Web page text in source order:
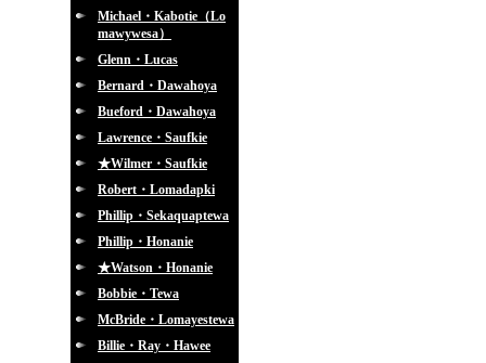
Michael・Kabotie（Lo
mawywesa）
Glenn・Lucas
Bernard・Dawahoya
Bueford・Dawahoya
Lawrence・Saufkie
★Wilmer・Saufkie
Robert・Lomadapki
Phillip・Sekaquaptewa
Phillip・Honanie
★Watson・Honanie
Bobbie・Tewa
McBride・Lomayestewa
Billie・Ray・Hawee